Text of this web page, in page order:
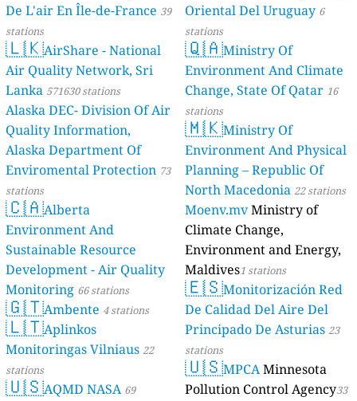
De L'air En Île-de-France 39
stations
🇱🇰AirShare - National
Air Quality Network, Sri
Lanka 571630 stations
Alaska DEC- Division Of Air
Quality Information,
Alaska Department Of
Enviromental Protection 73
stations
🇨🇦Alberta
Environment And
Sustainable Resource
Development - Air Quality
Monitoring 66 stations
🇬🇹Ambente 4 stations
🇱🇹Aplinkos
Monitoringas Vilniaus 22
stations
🇺🇸AQMD NASA 69
Oriental Del Uruguay 6
stations
🇶🇦Ministry Of
Environment And Climate
Change, State Of Qatar 16
stations
🇲🇰Ministry Of
Environment And Physical
Planning – Republic Of
North Macedonia 22 stations
Moenv.mvMinistry of
Climate Change,
Environment and Energy,
Maldives1 stations
🇪🇸Monitorización Red
De Calidad Del Aire Del
Principado De Asturias 23
stations
🇺🇸MPCAMinnesota
Pollution Control Agency33